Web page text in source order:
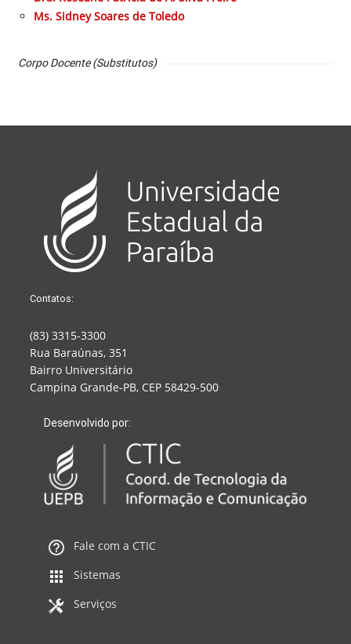
Ms. Sidney Soares de Toledo
Corpo Docente (Substitutos)
Contatos:
(83) 3315-3300
Rua Baraúnas, 351
Bairro Universitário
Campina Grande-PB, CEP 58429-500
Desenvolvido por:
Fale com a CTIC
Sistemas
Serviços